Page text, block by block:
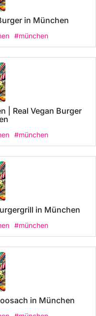
in München
#münchen
| Real Vegan Burger
#münchen
in München
#münchen
in München